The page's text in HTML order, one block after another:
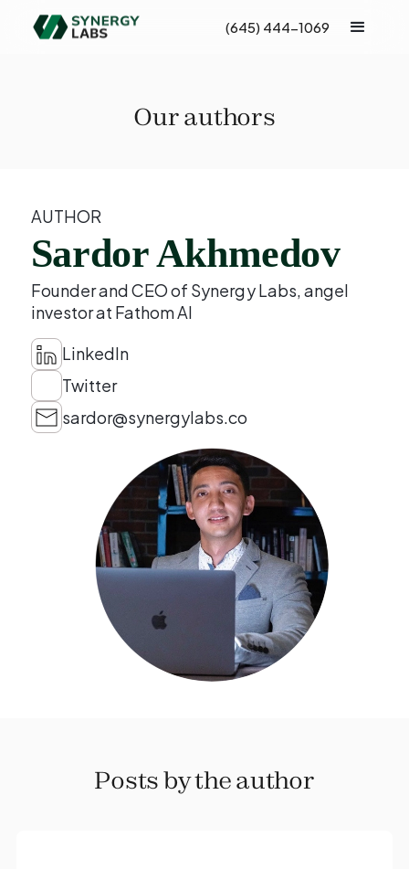
(645) 444-1069
Our authors
AUTHOR
Sardor Akhmedov
Founder and CEO of Synergy Labs, angel
investor at Fathom AI
LinkedIn
Twitter
sardor@synergylabs.co
Posts by the author